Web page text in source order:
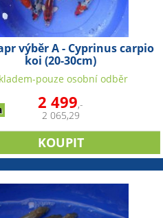
výběr A - Cyprinus carpio
koi (20-30cm)
pouze osobní odběr
2 499,-
2 065,29